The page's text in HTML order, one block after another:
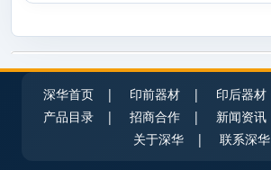
深华首页 | 印前器材 | 印后器材
产品目录
| 招商合作 | 新闻资讯
关于深华
| 联系深华